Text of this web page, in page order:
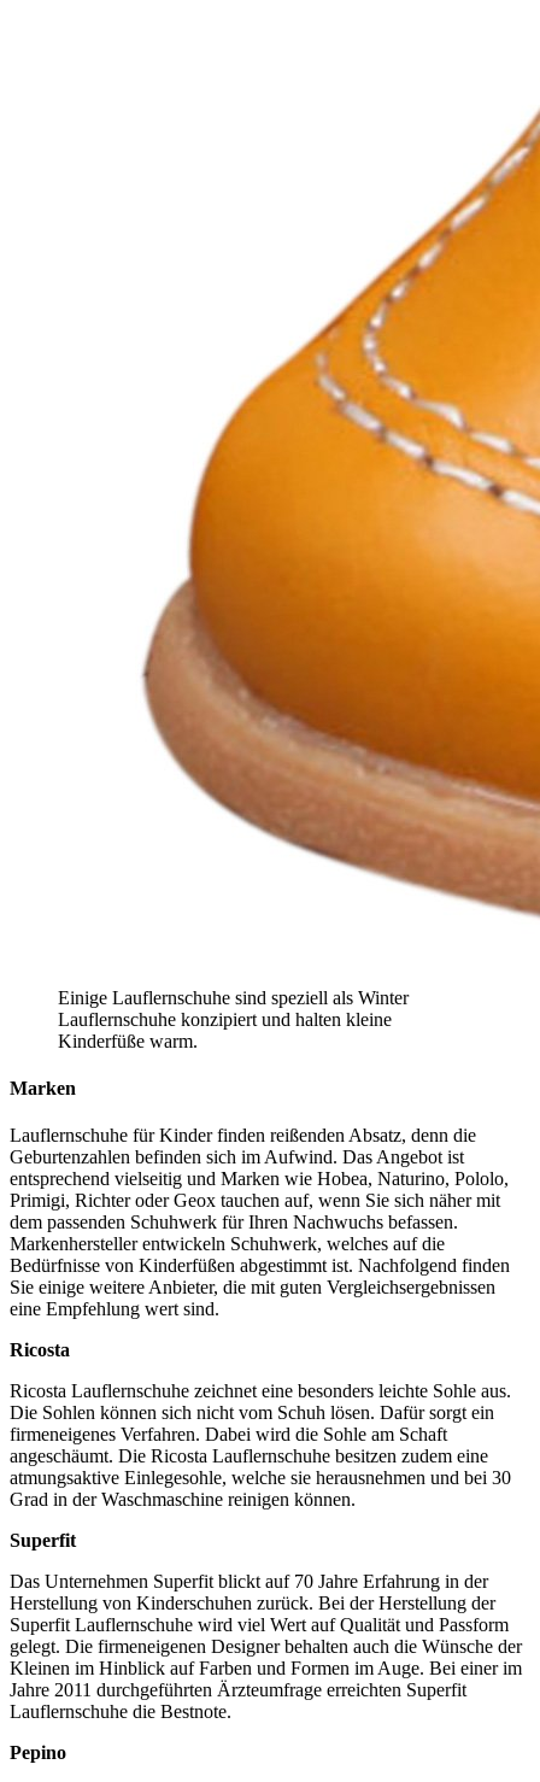
Einige Lauflernschuhe sind speziell als Winter
Lauflernschuhe konzipiert und halten kleine
Kinderfüße warm.
Marken
Lauflernschuhe für Kinder finden reißenden Absatz, denn die
Geburtenzahlen befinden sich im Aufwind. Das Angebot ist
entsprechend vielseitig und Marken wie Hobea, Naturino, Pololo,
Primigi, Richter oder Geox tauchen auf, wenn Sie sich näher mit
dem passenden Schuhwerk für Ihren Nachwuchs befassen.
Markenhersteller entwickeln Schuhwerk, welches auf die
Bedürfnisse von Kinderfüßen abgestimmt ist. Nachfolgend finden
Sie einige weitere Anbieter, die mit guten Vergleichsergebnissen
eine Empfehlung wert sind.
Ricosta
Ricosta Lauflernschuhe zeichnet eine besonders leichte Sohle aus.
Die Sohlen können sich nicht vom Schuh lösen. Dafür sorgt ein
firmeneigenes Verfahren. Dabei wird die Sohle am Schaft
angeschäumt. Die Ricosta Lauflernschuhe besitzen zudem eine
atmungsaktive Einlegesohle, welche sie herausnehmen und bei 30
Grad in der Waschmaschine reinigen können.
Superfit
Das Unternehmen Superfit blickt auf 70 Jahre Erfahrung in der
Herstellung von Kinderschuhen zurück. Bei der Herstellung der
Superfit Lauflernschuhe wird viel Wert auf Qualität und Passform
gelegt. Die firmeneigenen Designer behalten auch die Wünsche der
Kleinen im Hinblick auf Farben und Formen im Auge. Bei einer im
Jahre 2011 durchgeführten Ärzteumfrage erreichten Superfit
Lauflernschuhe die Bestnote.
Pepino